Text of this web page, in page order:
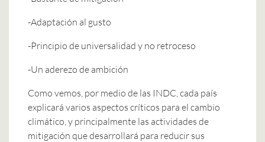
-Adaptación al gusto
-Principio de universalidad y no retroceso
-Un aderezo de ambición
Como vemos, por medio de las INDC, cada país
explicará varios aspectos críticos para el cambio
climático, y principalmente las actividades de
mitigación que desarrollará para reducir sus